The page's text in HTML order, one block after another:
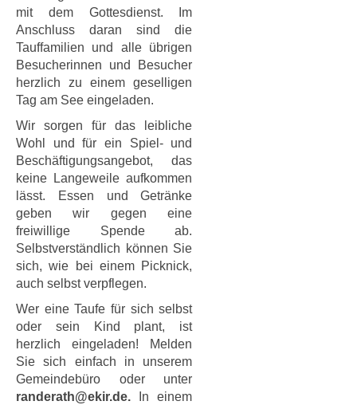
mit dem Gottesdienst. Im
Anschluss daran sind die
Tauffamilien und alle übrigen
Besucherinnen und Besucher
herzlich zu einem geselligen
Tag am See eingeladen.
Wir sorgen für das leibliche
Wohl und für ein Spiel- und
Beschäftigungsangebot, das
keine Langeweile aufkommen
lässt. Essen und Getränke
geben wir gegen eine
freiwillige Spende ab.
Selbstverständlich können Sie
sich, wie bei einem Picknick,
auch selbst verpflegen.
Wer eine Taufe für sich selbst
oder sein Kind plant, ist
herzlich eingeladen! Melden
Sie sich einfach in unserem
Gemeindebüro oder unter
randerath@ekir.de.
In einem